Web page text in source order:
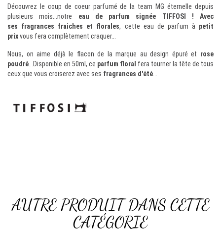
Découvrez le coup de coeur parfumé de la team MG éternelle depuis
plusieurs mois...notre eau de parfum signée TIFFOSI
! Avec
ses fragrances fraiches et florales, cette eau de parfum à petit
prixvous fera complètement craquer...
Nous, on aime déjà le flacon de la marque au design épuré et rose
poudré ...Disponible en 50ml, ce parfum floral fera tourner la tête de tous
ceux que vous croiserez avec ses fragrances d'été
AUTRE PRODUIT DANS CETTE
CATÉGORIE